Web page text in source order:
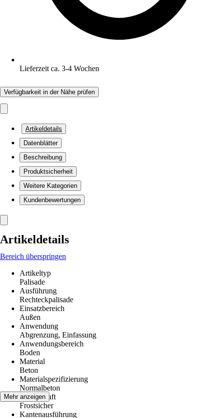
Lieferzeit ca. 3-4 Wochen
Verfügbarkeit in der Nähe prüfen
Artikeldetails
Datenblätter
Beschreibung
Produktsicherheit
Weitere Kategorien
Kundenbewertungen
Artikeldetails
Bereich überspringen
Artikeltyp
Palisade
Ausführung
Rechteckpalisade
Einsatzbereich
Außen
Anwendung
Abgrenzung, Einfassung
Anwendungsbereich
Boden
Material
Beton
Materialspezifizierung
Normalbeton
Eigenschaft
Frostsicher
Kantenausführung
Mehr anzeigen